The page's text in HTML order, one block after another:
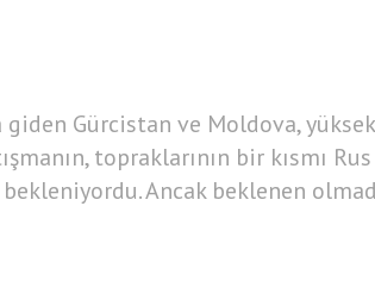
giden Gürcistan ve Moldova,
topraklarının bir kısmı
Ancak beklenen